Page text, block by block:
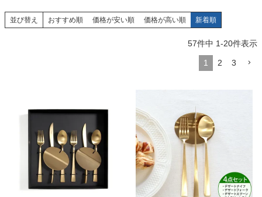
並び替え おすすめ順 価格が安い順 価格が高い順 新着順
57件中 1-20件表示
1 2 3